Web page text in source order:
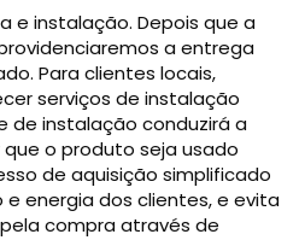
e instalação. Depois que a
a entrega
Para clientes locais,
serviços de instalação
de instalação conduzirá a
o produto seja usado
de aquisição simplificado
energia dos clientes, e evita
compra através de